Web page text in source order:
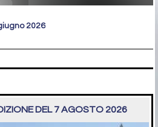
2026
DEL 7 AGOSTO 2026